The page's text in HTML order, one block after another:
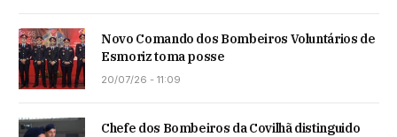
Novo Comando dos Bombeiros Voluntários de
Esmoriz toma posse
20/07/26 - 11:09
Chefe dos Bombeiros da Covilhã distinguido